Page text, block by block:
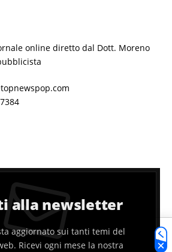
online diretto dal Dott. Moreno
alla newsletter
aggiornato sui tanti temi del
Ricevi ogni mese la nostra